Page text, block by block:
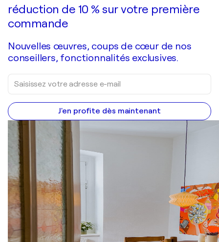
réduction de 10 % sur votre première
commande
Nouvelles œuvres, coups de cœur de nos
conseillers, fonctionnalités exclusives.
J'en profite dès maintenant